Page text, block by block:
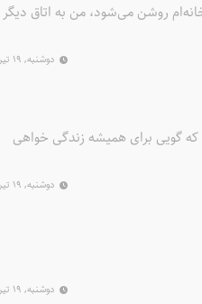
روشن می‌شود، من به اتاق دیگر
دوشنبه, ۱۹ تیر
که گویی برای همیشه زندگی خواهی
دوشنبه, ۱۹ تیر
دوشنبه, ۱۹ تیر